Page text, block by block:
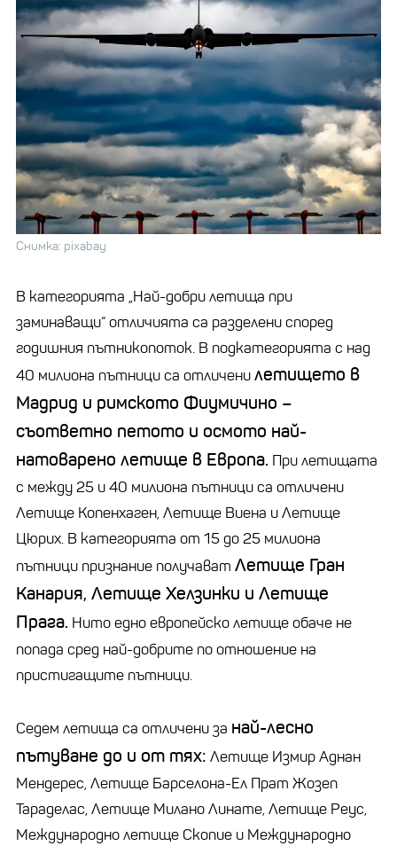
Снимка: pixabay
В категорията „Най-добри летища при
заминаващи“ отличията са разделени според
годишния пътникопоток. В подкатегорията с над
40 милиона пътници са отличенилетището в
Мадрид и римското Фиумичино –
съответно петото и осмото най-
натоварено летище в Европа. При летищата
с между 25 и 40 милиона пътници са отличени
Летище Копенхаген, Летище Виена и Летище
Цюрих. В категорията от 15 до 25 милиона
пътници признание получават Летище Гран
Канария, Летище Хелзинки и Летище
Прага. Нито едно европейско летище обаче не
попада сред най-добрите по отношение на
пристигащите пътници.
Седем летища са отличени за най-лесно
пътуване до и от тях: Летище Измир Аднан
Мендерес, Летище Барселона-Ел Прат Жозеп
Тараделас, Летище Милано Линате, Летище Реус,
Международно летище Скопие и Международно